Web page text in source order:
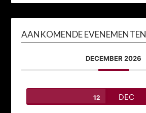
AANKOMENDE EVENEMENTEN
DECEMBER 2026
12 DEC